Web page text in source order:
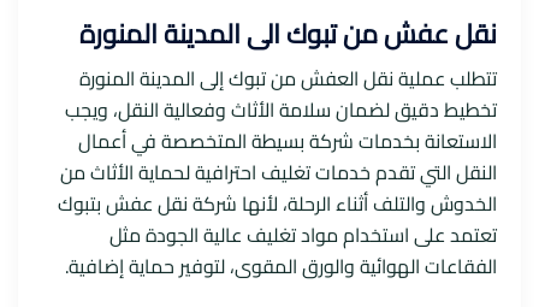
نقل عفش من تبوك الى المدينة المنورة
تتطلب عملية نقل العفش من تبوك إلى المدينة المنورة
تخطيط دقيق لضمان سلامة الأثاث وفعالية النقل، ويجب
الاستعانة بخدمات شركة بسيطة المتخصصة في أعمال
النقل التي تقدم خدمات تغليف احترافية لحماية الأثاث من
الخدوش والتلف أثناء الرحلة، لأنها شركة نقل عفش بتبوك
تعتمد على استخدام مواد تغليف عالية الجودة مثل
الفقاعات الهوائية والورق المقوى، لتوفير حماية إضافية.